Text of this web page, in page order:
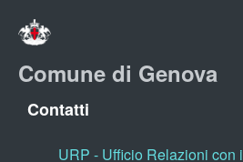
Comune di Genova
Contatti
URP - Ufficio Relazioni con